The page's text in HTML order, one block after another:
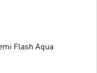
Flash Aqua